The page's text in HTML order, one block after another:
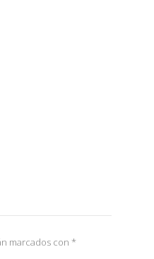
marcados con *